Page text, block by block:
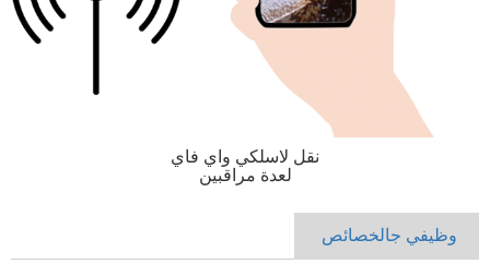
نقل لاسلكي واي فاي
لعدة مراقبين
وظيفي جالخصائص